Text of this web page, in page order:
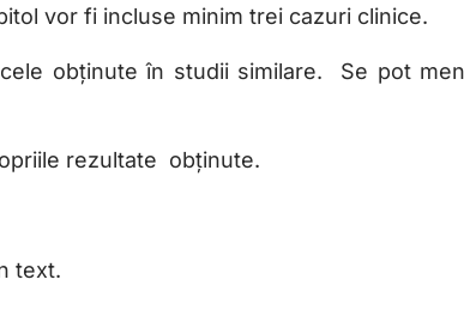
vor fi incluse minim trei cazuri clinice.
obținute în studii similare. Se pot
rezultate obținute.
text.